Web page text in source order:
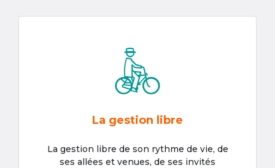
La gestion libre
La gestion libre de son rythme de vie, de
ses allées et venues, de ses invités